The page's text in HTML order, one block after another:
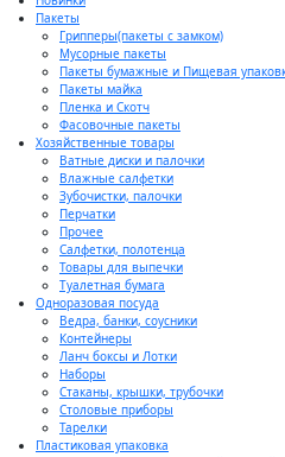
Пакеты
Грипперы(пакеты с замком)
Мусорные пакеты
Пакеты бумажные и Пищевая
Пакеты майка
Пленка и Скотч
Фасовочные пакеты
Хозяйственные товары
Ватные диски и палочки
Влажные салфетки
Зубочистки, палочки
Перчатки
Прочее
Салфетки, полотенца
Товары для выпечки
Туалетная бумага
Одноразовая посуда
Ведра, банки, соусники
Контейнеры
Ланч боксы и Лотки
Наборы
Стаканы, крышки, трубочки
Столовые приборы
Тарелки
Пластиковая упаковка